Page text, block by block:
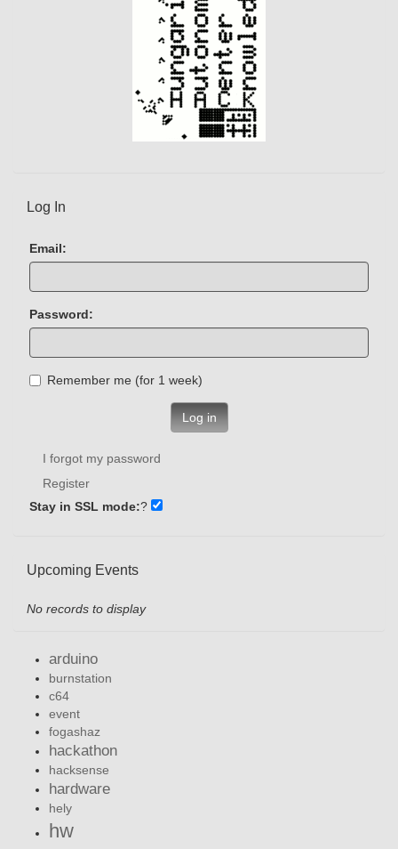
Log In
Email:
Password:
Remember me (for 1 week)
Log in
I forgot my password
Register
Stay in SSL mode:?
Upcoming Events
No records to display
arduino
burnstation
c64
event
fogashaz
hackathon
hacksense
hardware
hely
hw